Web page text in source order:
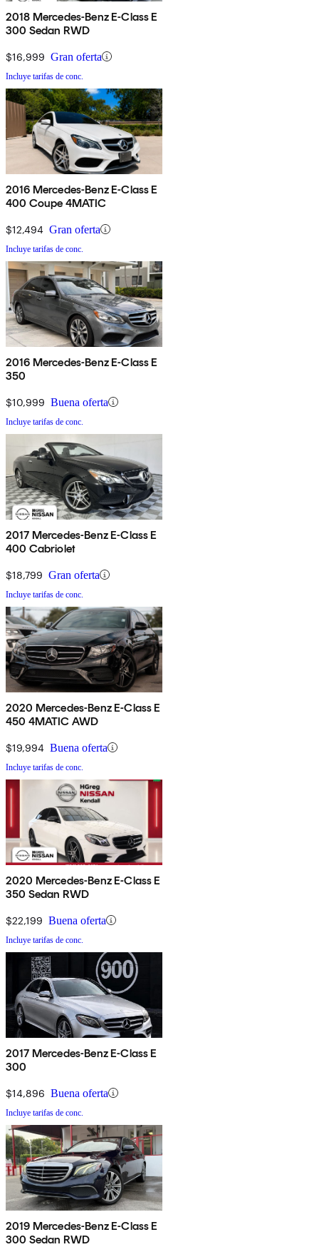
2018 Mercedes-Benz E-Class E
300 Sedan RWD
$16,999 Gran oferta
Incluye tarifas de conc.
2016 Mercedes-Benz E-Class E
400 Coupe 4MATIC
$12,494 Gran oferta
Incluye tarifas de conc.
2016 Mercedes-Benz E-Class E
350
$10,999 Buena oferta
Incluye tarifas de conc.
2017 Mercedes-Benz E-Class E
400 Cabriolet
$18,799 Gran oferta
Incluye tarifas de conc.
2020 Mercedes-Benz E-Class E
450 4MATIC AWD
$19,994 Buena oferta
Incluye tarifas de conc.
2020 Mercedes-Benz E-Class E
350 Sedan RWD
$22,199 Buena oferta
Incluye tarifas de conc.
2017 Mercedes-Benz E-Class E
300
$14,896 Buena oferta
Incluye tarifas de conc.
2019 Mercedes-Benz E-Class E
300 Sedan RWD